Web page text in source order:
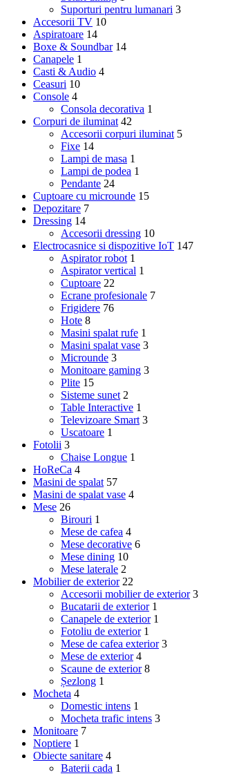
Suporturi pentru lumanari 3
Accesorii TV 10
Aspiratoare 14
Boxe & Soundbar 14
Canapele 1
Casti & Audio 4
Ceasuri 10
Console 4
Consola decorativa 1
Corpuri de iluminat 42
Accesorii corpuri iluminat 5
Fixe 14
Lampi de masa 1
Lampi de podea 1
Pendante 24
Cuptoare cu microunde 15
Depozitare 7
Dressing 14
Accesorii dressing 10
Electrocasnice si dispozitive IoT 147
Aspirator robot 1
Aspirator vertical 1
Cuptoare 22
Ecrane profesionale 7
Frigidere 76
Hote 8
Masini spalat rufe 1
Masini spalat vase 3
Microunde 3
Monitoare gaming 3
Plite 15
Sisteme sunet 2
Table Interactive 1
Televizoare Smart 3
Uscatoare 1
Fotolii 3
Chaise Longue 1
HoReCa 4
Masini de spalat 57
Masini de spalat vase 4
Mese 26
Birouri 1
Mese de cafea 4
Mese decorative 6
Mese dining 10
Mese laterale 2
Mobilier de exterior 22
Accesorii mobilier de exterior 3
Bucatarii de exterior 1
Canapele de exterior 1
Fotoliu de exterior 1
Mese de cafea exterior 3
Mese de exterior 4
Scaune de exterior 8
Șezlong 1
Mocheta 4
Domestic intens 1
Mocheta trafic intens 3
Monitoare 7
Noptiere 1
Obiecte sanitare 4
Baterii cada 1